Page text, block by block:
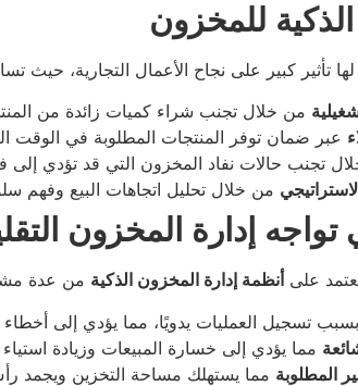
الذكية للمخزون
لها تأثير كبير على نجاح الأعمال التجارية، حيث
من خلال تجنب شراء كميات زائدة من
عبر ضمان توفر المنتجات المطلوبة في الوقت
تجنب حالات نفاد المخزون التي قد تؤدي إلى
من خلال تحليل اتجاهات البيع وفهم
تواجه إدارة المخزون
على أنظمة إدارة المخزون الذكية من عدة
بسبب تسجيل العمليات يدويًا، مما يؤدي إلى
مما يؤدي إلى خسارة المبيعات وزيادة استياء
المطلوبة مما يستهلك مساحة التخزين ويجمد